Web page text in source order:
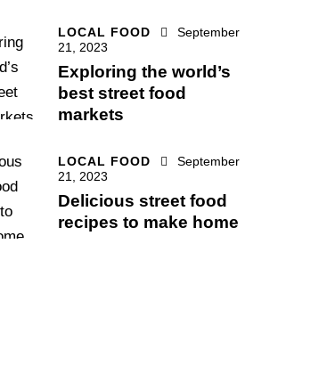
LOCAL FOOD
September
21, 2023
Exploring the world’s
best street food
markets
LOCAL FOOD
September
21, 2023
Delicious street food
recipes to make home